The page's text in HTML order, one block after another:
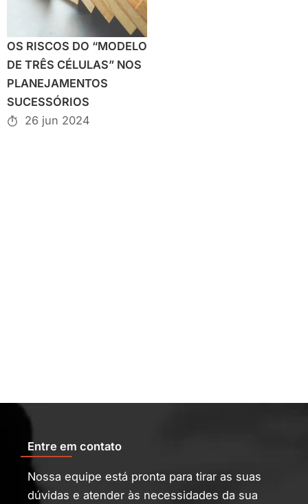
OS RISCOS DO “MODELO
DE TRÊS CÉLULAS” NOS
PLANEJAMENTOS
SUCESSÓRIOS
26 jun 2024
Entre em contato
Nossa equipe está pronta para tirar as suas
dúvidas e atender às necessidades da sua